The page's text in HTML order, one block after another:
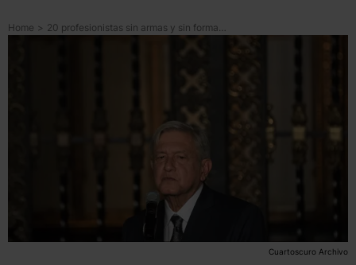
Home > 20 profesionistas sin armas y sin formación en seguridad cuidarán de López Obrador
Cuartoscuro Archivo